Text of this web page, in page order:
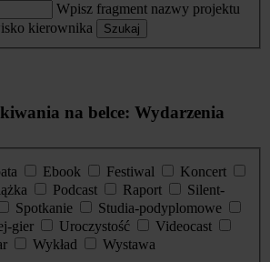
Wpisz fragment nazwy projektu
kierownika
Szukaj
na belce: Wydarzenia
Ebook Festiwal
Koncert
Podcast Raport
Silent-
Spotkanie
Studia-podyplomowe
gier Uroczystość
Videocast
Wykład
Wystawa